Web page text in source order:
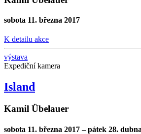
sobota 11. března 2017
K detailu akce
výstava
Expediční kamera
Island
Kamil Übelauer
sobota 11. března 2017 – pátek 28. dubna